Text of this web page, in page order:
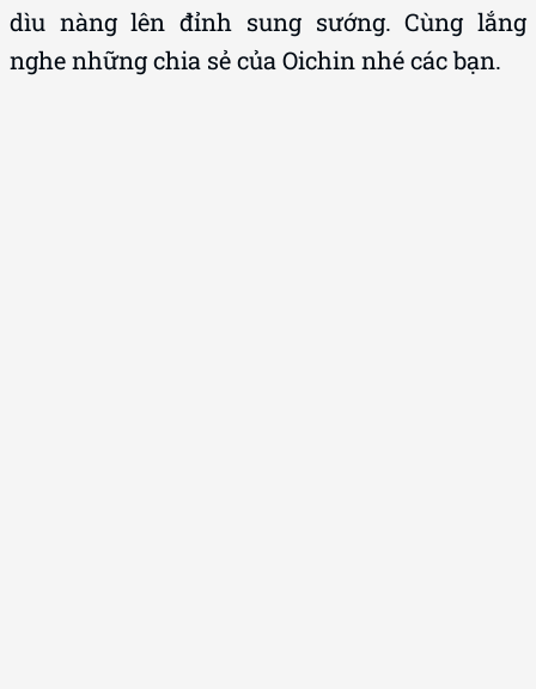
dìu nàng lên đỉnh sung sướng. Cùng lắng
nghe những chia sẻ của Oichin nhé các bạn.